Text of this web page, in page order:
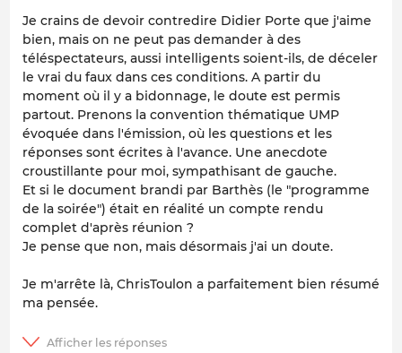
Je crains de devoir contredire Didier Porte que j'aime
bien, mais on ne peut pas demander à des
téléspectateurs, aussi intelligents soient-ils, de déceler
le vrai du faux dans ces conditions. A partir du
moment où il y a bidonnage, le doute est permis
partout. Prenons la convention thématique UMP
évoquée dans l'émission, où les questions et les
réponses sont écrites à l'avance. Une anecdote
croustillante pour moi, sympathisant de gauche.
Et si le document brandi par Barthès (le "programme
de la soirée") était en réalité un compte rendu
complet d'après réunion ?
Je pense que non, mais désormais j'ai un doute.
Je m'arrête là, ChrisToulon a parfaitement bien résumé
ma pensée.